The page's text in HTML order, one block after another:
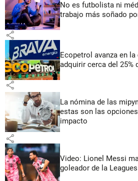
No es futbolista ni
trabajo más soñado
share
Ecopetrol avanza en
adquirir cerca del 25%
share
La nómina de las
estas son las
impacto
share
Video: Lionel Messi
goleador de la